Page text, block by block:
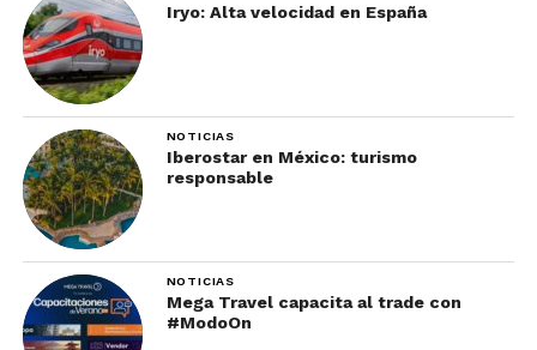
Iryo: Alta velocidad en España
NOTICIAS
Iberostar en México: turismo
responsable
NOTICIAS
Mega Travel capacita al trade con
#ModoOn